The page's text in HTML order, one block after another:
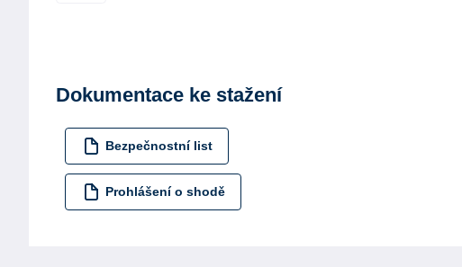
Dokumentace ke stažení
Bezpečnostní list
Prohlášení o shodě